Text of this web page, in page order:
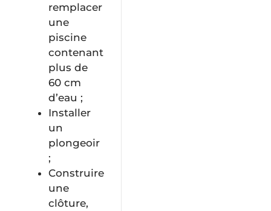
remplacer
une
piscine
contenant
plus de
60 cm
d’eau ;
Installer
un
plongeoir
;
Construire
une
clôture,